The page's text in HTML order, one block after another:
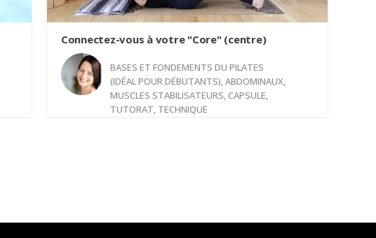
Connectez-vous à votre "Core" (centre)
BASES ET FONDEMENTS DU PILATES
(IDÉAL POUR DÉBUTANTS),ABDOMINAUX,
MUSCLES STABILISATEURS,CAPSULE,
TUTORAT, TECHNIQUE